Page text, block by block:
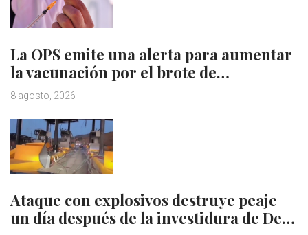
La OPS emite una alerta para aumentar
la vacunación por el brote de…
8 agosto, 2026
Ataque con explosivos destruye peaje
un día después de la investidura de De…